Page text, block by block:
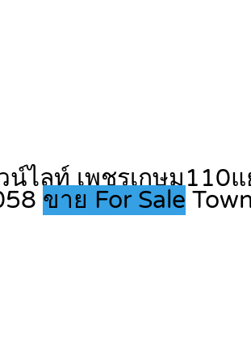
ลท์ เพชรเกษม110แ
ขาย For Sale